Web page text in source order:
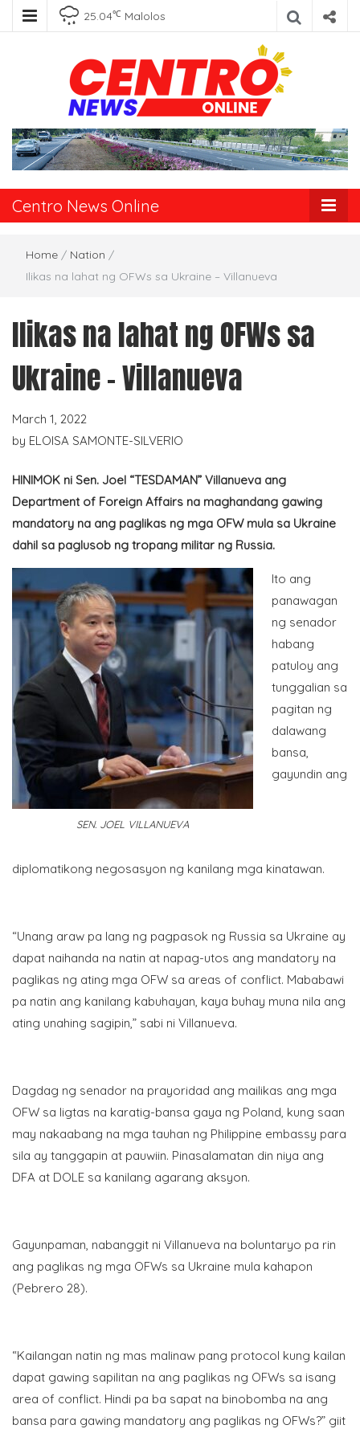
25.04℃ Malolos
Centro News
Online
Centro News Online
Home / Nation /
Ilikas na lahat ng OFWs sa Ukraine – Villanueva
Ilikas na lahat ng OFWs sa
Ukraine – Villanueva
March 1, 2022
by ELOISA SAMONTE-SILVERIO
HINIMOK ni Sen. Joel “TESDAMAN” Villanueva ang
Department of Foreign Affairs na maghandang gawing
mandatory na ang paglikas ng mga OFW mula sa Ukraine
dahil sa paglusob ng tropang militar ng Russia.
SEN. JOEL VILLANUEVA
Ito ang
panawagan
ng senador
habang
patuloy ang
tunggalian sa
pagitan ng
dalawang
bansa,
gayundin ang
diplomatikong negosasyon ng kanilang mga kinatawan.
“Unang araw pa lang ng pagpasok ng Russia sa Ukraine ay
dapat naihanda na natin at napag-utos ang mandatory na
paglikas ng ating mga OFW sa areas of conflict. Mababawi
pa natin ang kanilang kabuhayan, kaya buhay muna nila ang
ating unahing sagipin,” sabi ni Villanueva.
Dagdag ng senador na prayoridad ang mailikas ang mga
OFW sa ligtas na karatig-bansa gaya ng Poland, kung saan
may nakaabang na mga tauhan ng Philippine embassy para
sila ay tanggapin at pauwiin. Pinasalamatan din niya ang
DFA at DOLE sa kanilang agarang aksyon.
Gayunpaman, nabanggit ni Villanueva na boluntaryo pa rin
ang paglikas ng mga OFWs sa Ukraine mula kahapon
(Pebrero 28).
“Kailangan natin ng mas malinaw pang protocol kung kailan
dapat gawing sapilitan na ang paglikas ng OFWs sa isang
area of conflict. Hindi pa ba sapat na binobomba na ang
bansa para gawing mandatory ang paglikas ng OFWs?” giit